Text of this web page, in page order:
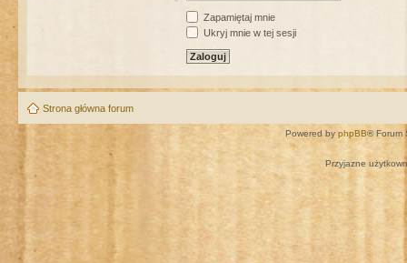
Zapamiętaj mnie
Ukryj mnie w tej sesji
Strona główna forum
Powered by phpBB® Forum
Przyjazne